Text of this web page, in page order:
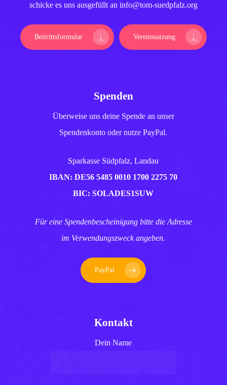
schicke es uns ausgefüllt an info@tom-suedpfalz.org
Beitrittsformular Vereinssatzung
Spenden
Überweise uns deine Spende an unser
Spendenkonto oder nutze PayPal.
Sparkasse Südpfalz, Landau
IBAN: DE56 5485 0010 1700 2275 70
BIC: SOLADES1SUW
Für eine Spendenbescheinigung bitte die Adresse
im Verwendungszweck angeben.
PayPal
Kontakt
Dein Name